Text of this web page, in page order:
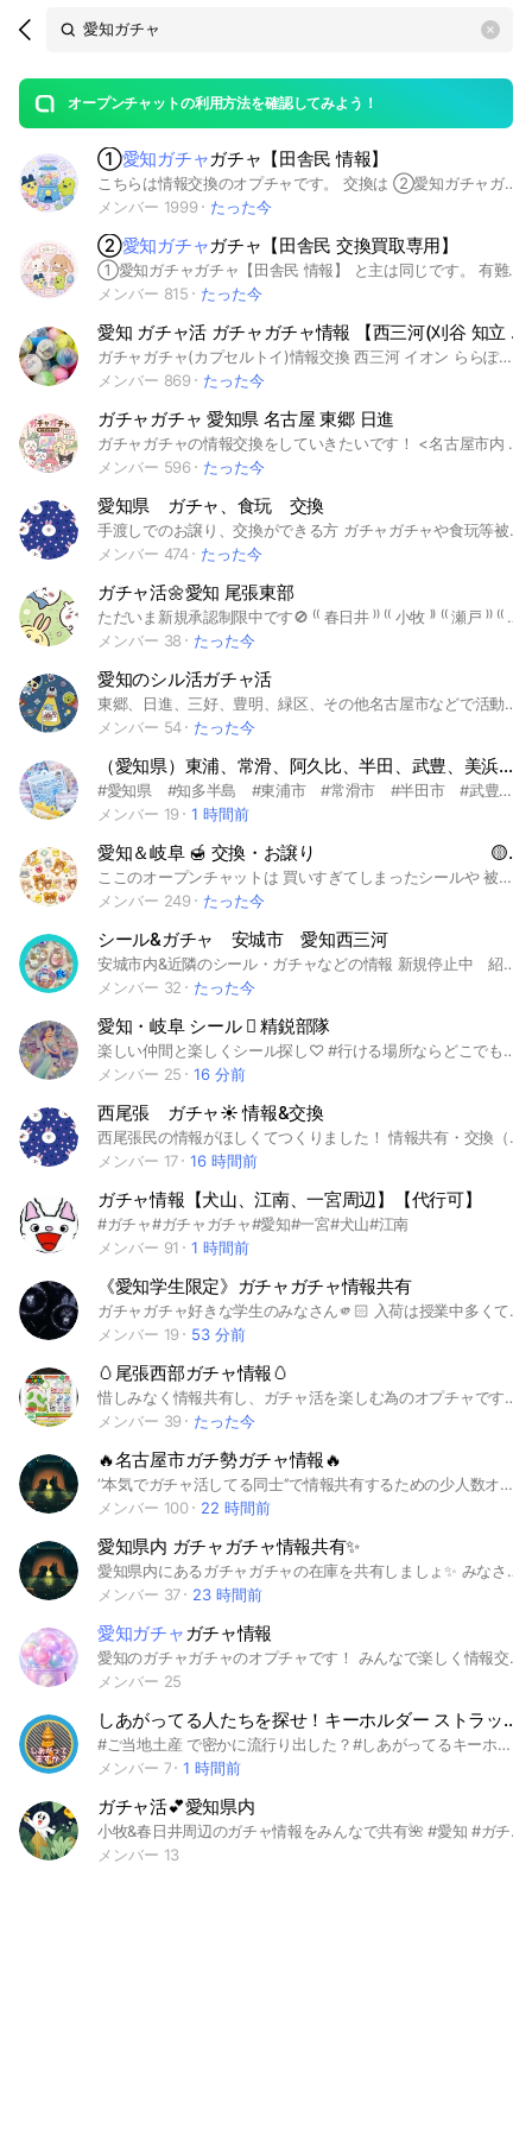
Search
OpenChats
messages
search
area
オープンチャットの利用方法を確認してみよう！
open
①愛知ガチャガチャ【田舎民 情報】
こちらは情報交換のオプチャです。 交換は ②愛知ガチャガチャ【田舎民 交換専用】へ 田舎民によるガチャガチャ探しは大変だなと思い作りました!! Xで入荷情報がない地域集まれ〜！ 情報共有しましょう☆ 雑談も楽しくしましょう🫧 #ガチャガチャ #ガチャ活 #愛知県ガチャ #めじるしアクセサリー
メンバー 1999
たった今
②愛知ガチャガチャ【田舎民 交換買取専用】
①愛知ガチャガチャ【田舎民 情報】 と主は同じです。 有難い事に人数が増えてきて見にくいというお声から交換買取専用を作りました。 情報共有、代行、雑談は①愛知ガチャガチャ【田舎民 情報】 へ #愛知県 #田舎民 #ガチャガチャ #ガチャ活 #めじるしアクセサリー #交換専用
メンバー 815
たった今
愛知 ガチャ活 ガチャガチャ情報 【西三河(刈谷 知立 安城 付近)】
ガチャガチャ(カプセルトイ)情報交換 西三河 イオン ららぽーと 等 近辺の地域の情報歓迎 ご協力お願いします！ #刈谷#安城#知立#愛知#西三河#ガチャガチャ#ガチャ活
メンバー 869
たった今
ガチャガチャ 愛知県 名古屋 東郷 日進
ガチャガチャの情報交換をしていきたいです！ <名古屋市内 東郷 日進>中心 ほかのオプチャへの情報横流し禁止 少数精鋭 投稿無い方は退会させていただきます #ガチャガチャ #ガチャ #名古屋 #愛知 #東郷 #日進 #サンリオ #ちいかわ #めじるし
メンバー 596
たった今
愛知県 ガチャ、食玩 交換
手渡しでのお譲り、交換ができる方 ガチャガチャや食玩等被った物や希望の物じゃなかった物等を思いやりを持って交換出来ると嬉しいです。 #ガチャ #ガチャガチャ #食玩 #たまごっち #シール #交換 #シルパト #ガチャ活 #めじるし #ヨッシー #めじるしアクセサリー #シュガバニ #ピクミン #ハンターハンター
メンバー 474
たった今
ガチャ活🌼愛知 尾張東部
ただいま新規承認制限中です🚫 ⁽⁽ 春日井 ⁾⁾ ⁽⁽ 小牧 ⁾⁾ ⁽⁽ 瀬戸 ⁾⁾ ⁽⁽ 尾張旭 ⁾⁾ ⁽⁽ 長久手 ⁾⁾ ⁽⁽ 守山 ⁾⁾ ⁽⁽ 豊山 ⁾⁾ ⁽⁽ 北名古屋 ⁾⁾ 周辺のガチャ情報を みんなで共有しましょう🍎🫖 少人数でまったり楽しくガチャ活できればと思います💫 未成年❌ #愛知 #ガチャ #ガチャガチャ #カプセルトイ #ちいかわ #ちいかわめじるし #サンリオ #サンリオめじるし #めじるしアクセサリー #シール
メンバー 38
たった今
愛知のシル活ガチャ活
東郷、日進、三好、豊明、緑区、その他名古屋市などで活動💨 シール&ガチャの情報をリアルタイムで発信🗣️ 代行等協力できる方大歓迎🤝✨ サブトークで交換買取取引もできます！ 少人数で協力できる方のみ参加お願いします🙇‍♀️🩵💦 発言行動ない方退会させていただきます🙇‍♀️🩵💦 大人数オプではできない協力できるチームです🩵✨
メンバー 54
たった今
（愛知県）東浦、常滑、阿久比、半田、武豊、美浜でシール探しの旅（100均シール❌）
#愛知県 #知多半島 #東浦市 #常滑市 #半田市 #武豊町 #美浜町 #ボンボンドロップシール #ジェルプチドロップステッカー #ボンドロ #プチドロ #立体シール #シル活 #ディズニー #ちいかわ #たまごっち 立体シールを探すのには1人では限界がある…でも周りに探しているシル友がいない。だからこそ協力をしあいたい！ただたくさんいすぎるのも情報が多すぎて困る…という気持ちを元にこちらを作成しました。人数は20-30人を予定しています。オプ主はガチャや玩具も好きなので、そのような方はサブオプで集まって居ます🧸🤖✨100均のシールは載せない予定ですが、希望が多ければ載せてもいいかなとは考えています。楽しくワイワイ出来たら嬉しいです🌈ルールは詳細を見てください。名前は1文字の名前、顔文字や数字、絵文字のみの方は禁止としています。全て読んだ方は参加の承認時に🌼をメッセージ最後につけてください。よろしくお願いします。
メンバー 19
1 時間前
愛知＆岐阜 🍯 交換・お譲り 🟡シール🟠ガチャ
ここのオープンチャットは 買いすぎてしまったシールや 被ってしまったガチャなどを 交換したり譲ったりする空間です♡
メンバー 249
たった今
シール&ガチャ 安城市 愛知西三河
安城市内&近隣のシール・ガチャなどの情報 新規停止中 紹介のみ参加⭕️le 以前参加されていた方は再参加⭕️mon
メンバー 32
たった今
愛知・岐阜 シール 🪎 精鋭部隊
楽しい仲間と楽しくシール探し♡ #行ける場所ならどこでもOK #シルパト #シル活 #ガチャパト #ガチャ活 #ガチ勢 #愛知県 #岐阜県
メンバー 25
16 分前
西尾張 ガチャ☀️ 情報&交換
西尾張民の情報がほしくてつくりました！ 情報共有・交換（手渡し・郵送）・代行・お譲り等ありで考えています🌼 思いやりを持って行動しましょう #ガチャ #食玩 #愛知 #尾張 #西尾張 #愛西 #津島 #稲沢 #一宮 #あま #弥富
メンバー 17
16 時間前
ガチャ情報【犬山、江南、一宮周辺】【代行可】
#ガチャ#ガチャガチャ#愛知#一宮#犬山#江南
メンバー 91
1 時間前
《愛知学生限定》ガチャガチャ情報共有
ガチャガチャ好きな学生のみなさん🫵🏻 入荷は授業中多くて絶望ですよね…🌀 そんな私達学生も協力して欲しいガチャGETしましょう！！ 愛知県のガチャガチャ情報共有です! ☆愛知県内全域
メンバー 19
53 分前
🥚尾張西部ガチャ情報🥚
惜しみなく情報共有し、ガチャ活を楽しむ為のオプチャです🐣‪ #愛知#名古屋#ガチャガチャ#ガチャ情報#ガチャ活#ガチャガチ勢#ガチャ入荷情報#めじるしアクセサリー
メンバー 39
たった今
🔥名古屋市ガチ勢ガチャ情報🔥
‘’本気でガチャ活してる同士‘’で情報共有するための少人数オプチャです 情報共有できる方のみ参加お願いします #愛知県#名古屋#ガチャガチャ#めじるしアクセサリー#ガチャ情報#ガチャ活#カプセルトイ#入荷情報#ガチャ交換
メンバー 100
22 時間前
愛知県内 ガチャガチャ情報共有✨
愛知県内にあるガチャガチャの在庫を共有しましょ✨ みなさんで協力して、ガチャ活頑張りましょ💪 ⚠️注意⚠️ ○参加後、必ずノートの確認お願いします！ ○在庫状況等のみを載せてください ○リプライではなく、スレッドを使いお話お願いします ○質問等はサブをお使いください ルールを守って楽しいガチャ活にしましょ♪ #カプセルトイ#ガチャガチャ#情報共有 #愛知県#ガチャ活
メンバー 37
23 時間前
愛知ガチャ ガチャ情報
愛知のガチャガチャのオプチャです！ みんなで楽しく情報交換しましょう(*^^*) #ガチャ #愛知 #シール #ガチャガチャ
メンバー 25
しあがってる人たちを探せ！キーホルダー ストラップ ガチャ ガシャ おもしろ かわいい コレクター💪🏼
#ご当地土産 で密かに流行り出した？#しあがってるキーホルダー？ストラップ？の #情報 ℹ️を #交換 しましょー！ 面白い、可愛い、気に入ったガチャの紹介も募集🐣 #しあがってる #仕上がってる #キーホルダー #ストラップ #おみやげ #物産展 #お土産 #コレクション #推し #収集 #集める #バズる #バエル #映える #ご当地 #キャラ #キャラクター #全国 #謎 #なぞ #団体 #ガチャ #ガシャ #ガチャポン #ガシャポン #ガチャガチャ #かわいい #面白い #などなど 北海道 青森 秋田 岩手 宮城 山形 福島 新潟 茨城 栃木 群馬 埼玉 千葉 東京 神奈川 山梨 長野 静岡 愛知 岐阜 富山 石川 福井 滋賀 三重 和歌山 京都 奈良 大阪 兵庫 鳥取 島根 広島 山口 香川 徳島 高知 愛媛 福岡 長崎 佐賀 大分 熊本 宮崎 鹿児島 沖縄 海外
メンバー 7
1 時間前
ガチャ活💕愛知県内
小牧&春日井周辺のガチャ情報をみんなで共有🌺 #愛知 #ガチャ #ガチャガチャ #カプセルトイ
メンバー 13